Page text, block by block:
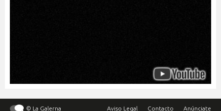
© La Galerna Aviso Legal Contacto Anúnciate